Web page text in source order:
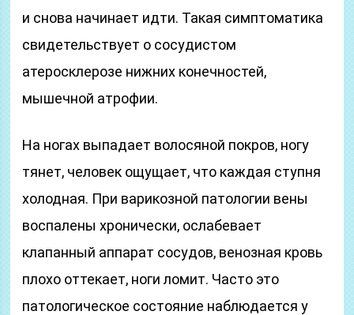
и снова начинает идти. Такая симптоматика
свидетельствует о сосудистом
атеросклерозе нижних конечностей,
мышечной атрофии.
На ногах выпадает волосяной покров, ногу
тянет, человек ощущает, что каждая ступня
холодная. При варикозной патологии вены
воспалены хронически, ослабевает
клапанный аппарат сосудов, венозная кровь
плохо оттекает, ноги ломит. Часто это
патологическое состояние наблюдается у